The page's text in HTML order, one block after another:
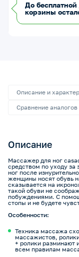
До
корзины
Описание и
Сравнение аналогов
Описание
Массажер для ног
средством по уходу за
ног после
женщины носят обувь
сказывается на
такой обуви не
побуждениями. С
стопы и не будете
Особенности:
Техника массажа
массажистов,
+ ролики разминают
всем правилам